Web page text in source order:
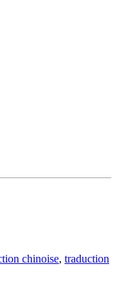
chinoise, traduction